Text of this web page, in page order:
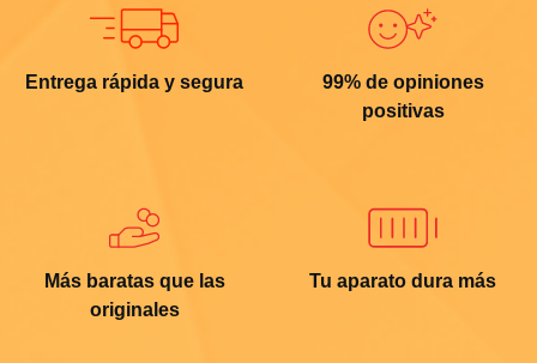
Entrega rápida y segura
99% de opiniones
positivas
Más baratas que las
originales
Tu aparato dura más